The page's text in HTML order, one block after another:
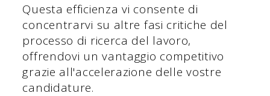
Questa efficienza vi consente di
concentrarvi su altre fasi critiche del
processo di ricerca del lavoro,
offrendovi un vantaggio competitivo
grazie all'accelerazione delle vostre
candidature.